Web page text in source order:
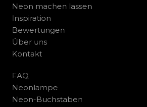
Neon machen lassen
Inspiration
Bewertungen
Über uns
Kontakt
FAQ
Neonlampe
Neon-Buchstaben